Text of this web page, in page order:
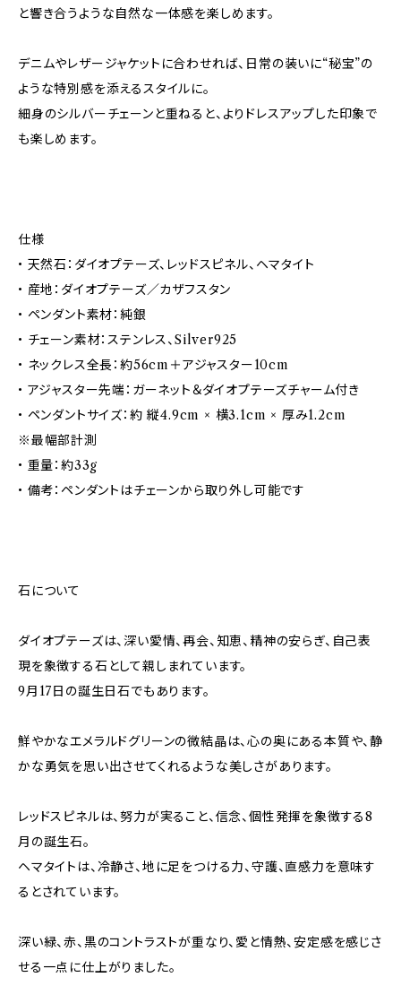
と響き合うような自然な一体感を楽しめます。
デニムやレザージャケットに合わせれば、日常の装いに“秘宝”の
ような特別感を添えるスタイルに。
細身のシルバーチェーンと重ねると、よりドレスアップした印象で
も楽しめます。
仕様
• 天然石：ダイオプテーズ、レッドスピネル、ヘマタイト
• 産地：ダイオプテーズ／カザフスタン
• ペンダント素材：純銀
• チェーン素材：ステンレス、Silver925
• ネックレス全長：約56cm＋アジャスター10cm
• アジャスター先端：ガーネット＆ダイオプテーズチャーム付き
• ペンダントサイズ：約 縦4.9cm × 横3.1cm × 厚み1.2cm
※最幅部計測
• 重量：約33g
• 備考：ペンダントはチェーンから取り外し可能です
石について
ダイオプテーズは、深い愛情、再会、知恵、精神の安らぎ、自己表
現を象徴する石として親しまれています。
9月17日の誕生日石でもあります。
鮮やかなエメラルドグリーンの微結晶は、心の奥にある本質や、静
かな勇気を思い出させてくれるような美しさがあります。
レッドスピネルは、努力が実ること、信念、個性発揮を象徴する8
月の誕生石。
ヘマタイトは、冷静さ、地に足をつける力、守護、直感力を意味す
るとされています。
深い緑、赤、黒のコントラストが重なり、愛と情熱、安定感を感じさ
せる一点に仕上がりました。